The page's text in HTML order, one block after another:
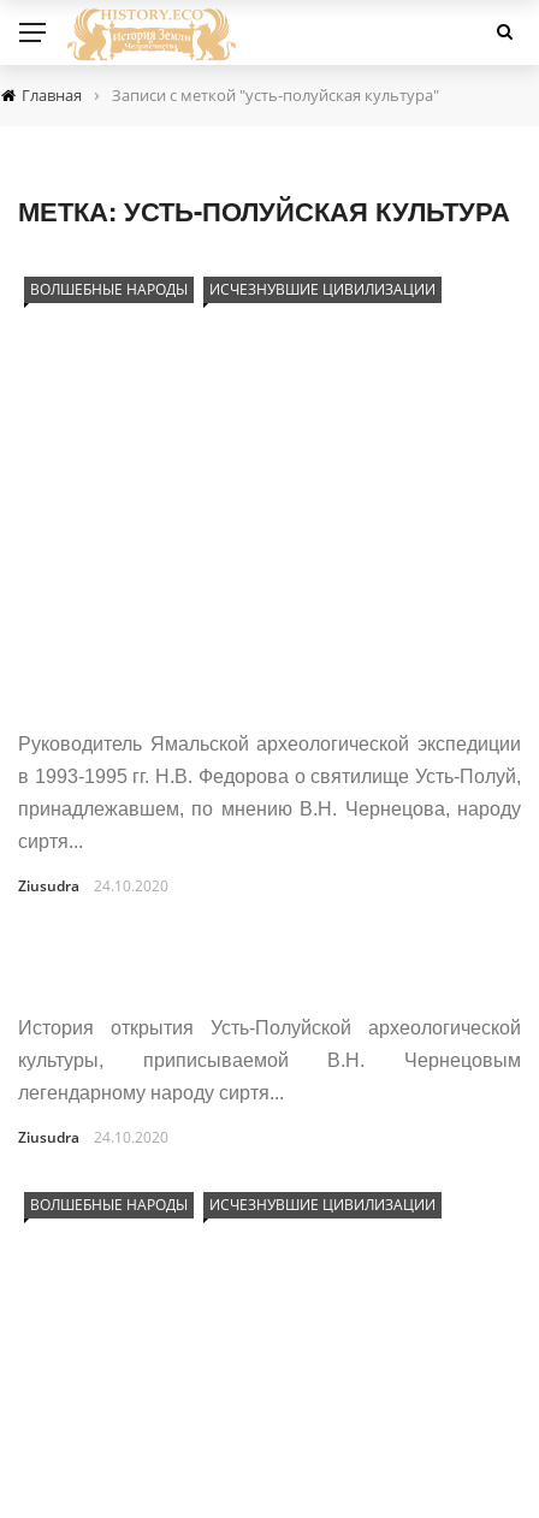
Главная › Записи с меткой "усть-полуйская культура"
МЕТКА: УСТЬ-ПОЛУЙСКАЯ КУЛЬТУРА
ВОЛШЕБНЫЕ НАРОДЫ ИСЧЕЗНУВШИЕ ЦИВИЛИЗАЦИИ
Руководитель Ямальской археологической экспедиции
в 1993-1995 гг. Н.В. Федорова о святилище Усть-Полуй,
принадлежавшем, по мнению В.Н. Чернецова, народу
сиртя...
Ziusudra 24.10.2020
История открытия Усть-Полуйской археологической
культуры, приписываемой В.Н. Чернецовым
легендарному народу сиртя...
Ziusudra 24.10.2020
ВОЛШЕБНЫЕ НАРОДЫ ИСЧЕЗНУВШИЕ ЦИВИЛИЗАЦИИ